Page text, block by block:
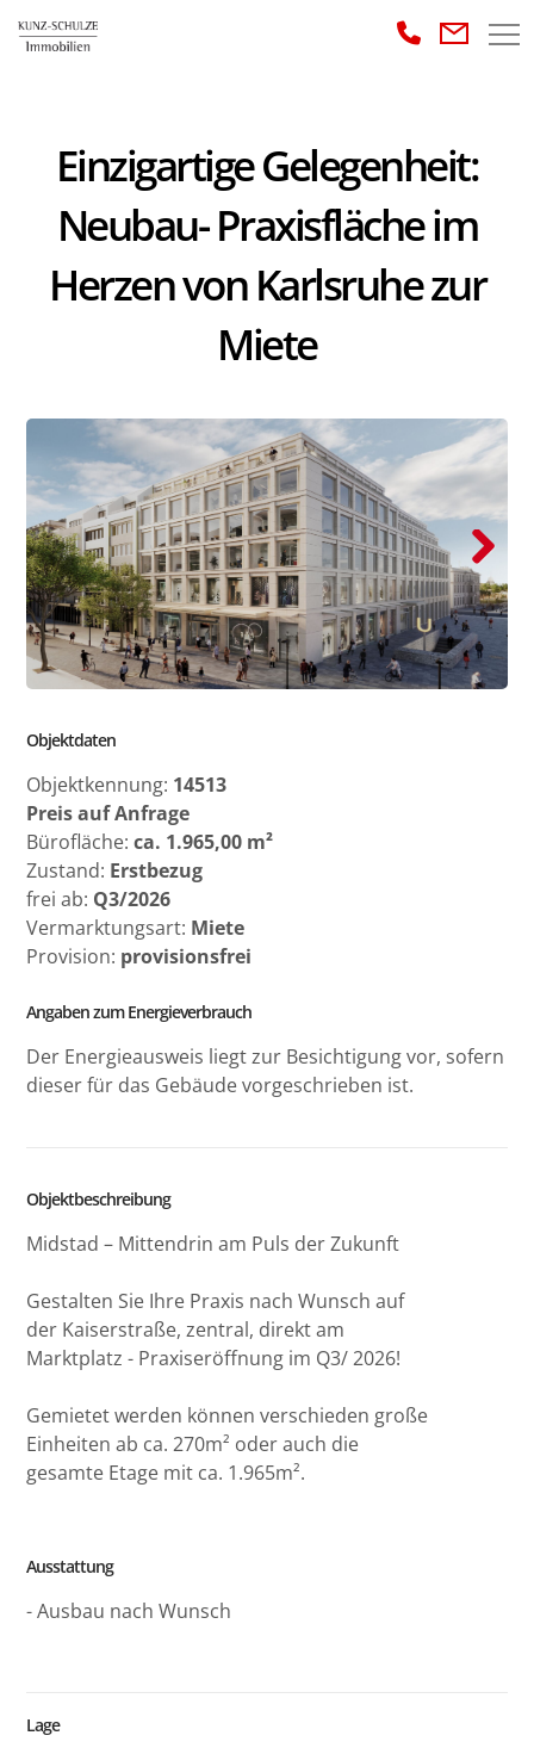
Einzigartige Gelegenheit:
Neubau- Praxisfläche im
Herzen von Karlsruhe zur
Miete
Next
Objektdaten
Objektkennung: 14513
Preis auf Anfrage
Bürofläche:ca. 1.965,00 m²
Zustand: Erstbezug
frei ab: Q3/2026
Vermarktungsart: Miete
Provision: provisionsfrei
Angaben zum Energieverbrauch
Der Energieausweis liegt zur Besichtigung vor, sofern
dieser für das Gebäude vorgeschrieben ist.
Objektbeschreibung
Midstad – Mittendrin am Puls der Zukunft
Gestalten Sie Ihre Praxis nach Wunsch auf
der Kaiserstraße, zentral, direkt am
Marktplatz - Praxiseröffnung im Q3/ 2026!
Gemietet werden können verschieden große
Einheiten ab ca. 270m² oder auch die
gesamte Etage mit ca. 1.965m².
Ausstattung
- Ausbau nach Wunsch
Lage